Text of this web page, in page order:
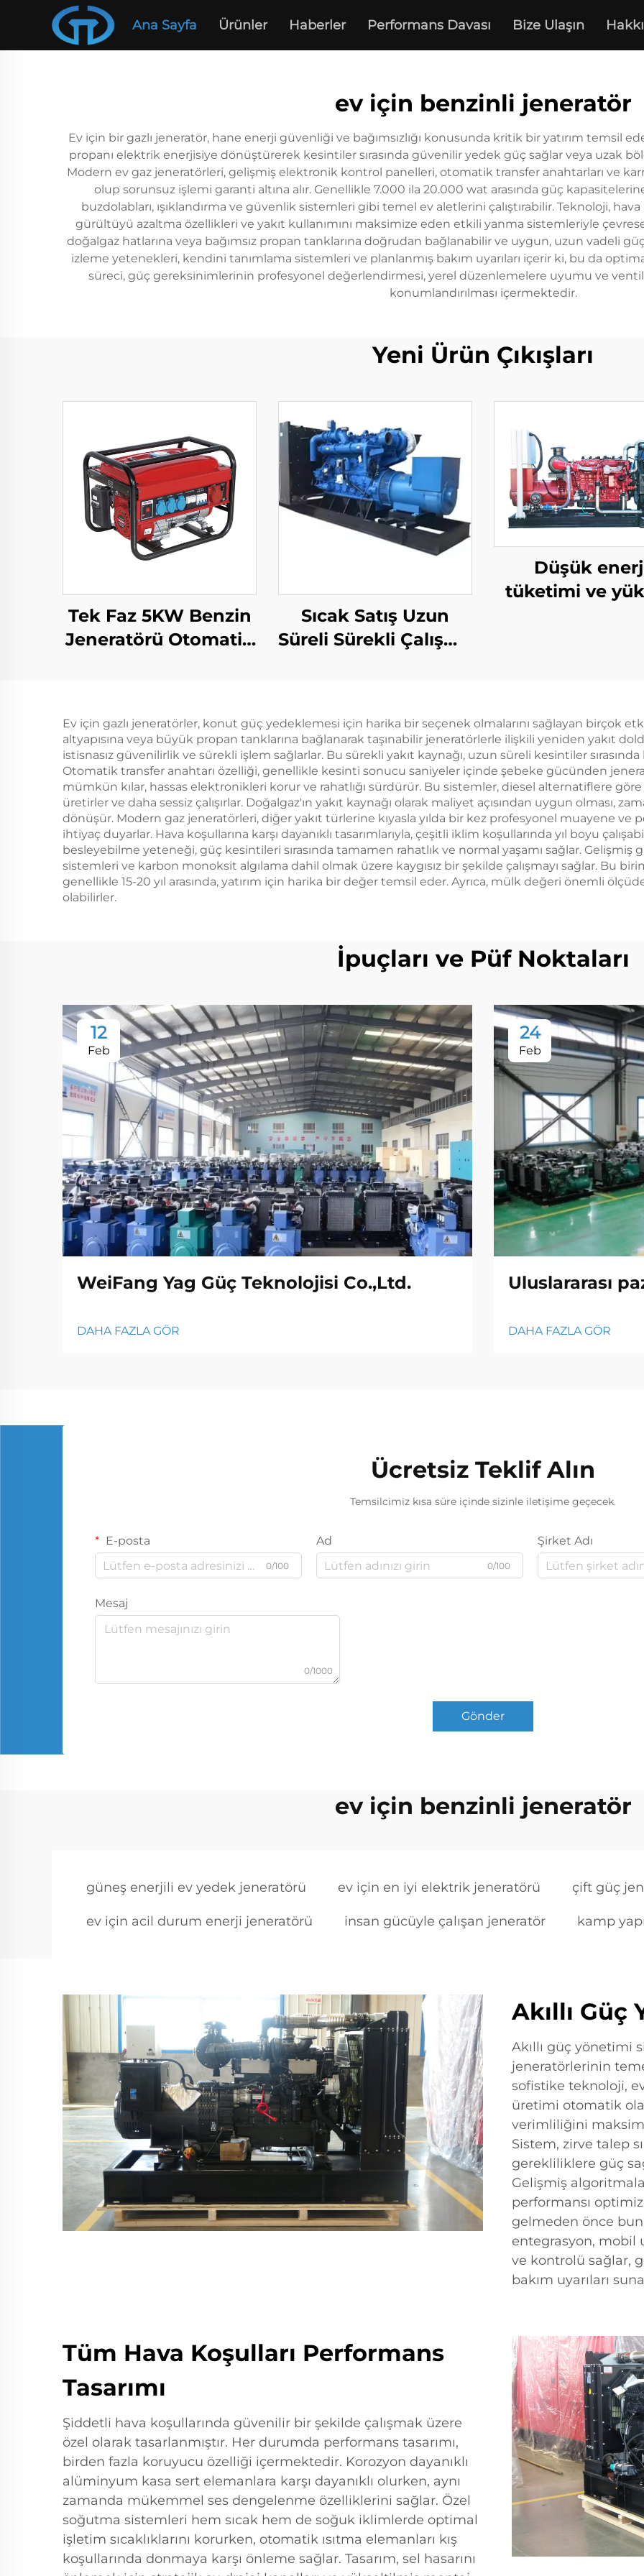
Ana Sayfa Ürünler Haberler Performans Davası Bize Ulaşın
ev için benzinli jeneratör
Ev için bir gazlı jeneratör, hane enerji güvenliği ve bağımsızlığı konusunda kritik bir yatırım temsil
propanı elektrik enerjisiye dönüştürerek kesintiler sırasında güvenilir yedek güç sağlar veya uzak
Modern ev gaz jeneratörleri, gelişmiş elektronik kontrol panelleri, otomatik transfer anahtarları ve
olup sorunsuz işlemi garanti altına alır. Genellikle 7.000 ila 20.000 wat arasında güç
buzdolabları, ışıklandırma ve güvenlik sistemleri gibi temel ev aletlerini çalıştırabilir. Teknoloji,
gürültüyü azaltma özellikleri ve yakıt kullanımını maksimize eden etkili yanma sistemleriyle
doğalgaz hatlarına veya bağımsız propan tanklarına doğrudan bağlanabilir ve uygun, uzun vadeli
izleme yetenekleri, kendini tanımlama sistemleri ve planlanmış bakım uyarıları içerir ki, bu da
süreci, güç gereksinimlerinin profesyonel değerlendirmesi, yerel düzenlemelere uyumu ve
konumlandırılması içermektedir.
Yeni Ürün Çıkışları
Tek Faz 5KW Benzin
Jeneratörü Otomatik
Ev ve Dış Kullanım
Otomatik Frekans
50HZ/60HZ
Sıcak Satış Uzun
Süreli Sürekli Çalışma
Seti
Düşük
tüketimi ve
Ev için gazlı jeneratörler, konut güç yedeklemesi için harika bir seçenek olmalarını sağlayan birçok
altyapısına veya büyük propan tanklarına bağlanarak taşınabilir jeneratörlerle ilişkili yeniden yakıt
istisnasız güvenilirlik ve sürekli işlem sağlarlar. Bu sürekli yakıt kaynağı, uzun süreli kesintiler
Otomatik transfer anahtarı özelliği, genellikle kesinti sonucu saniyeler içinde şebeke gücünden
mümkün kılar, hassas elektronikleri korur ve rahatlığı sürdürür. Bu sistemler, diesel alternatiflere
üretirler ve daha sessiz çalışırlar. Doğalgaz'ın yakıt kaynağı olarak maliyet açısından uygun olması,
dönüşür. Modern gaz jeneratörleri, diğer yakıt türlerine kıyasla yılda bir kez profesyonel muayene
ihtiyaç duyarlar. Hava koşullarına karşı dayanıklı tasarımlarıyla, çeşitli iklim koşullarında yıl boyu
besleyebilme yeteneği, güç kesintileri sırasında tamamen rahatlık ve normal yaşamı sağlar.
sistemleri ve karbon monoksit algılama dahil olmak üzere kaygısız bir şekilde çalışmayı sağlar. Bu
genellikle 15-20 yıl arasında, yatırım için harika bir değer temsil eder. Ayrıca, mülk değeri önemli
olabilirler.
İpuçları ve Püf Noktaları
12
Feb
WeiFang Yag Güç Teknolojisi Co.,Ltd.
DAHA FAZLA GÖR
24
Feb
Uluslararası
DAHA FAZLA GÖR
Ücretsiz Teklif Alın
Temsilcimiz kısa süre içinde sizinle iletişime geçecek.
E-posta
0/100
Ad
0/100
Şirket Adı
Mesaj
0/1000
Gönder
ev için benzinli jeneratör
güneş enerjili ev yedek jeneratörü ev için en iyi elektrik jeneratörü çift güç
ev için acil durum enerji jeneratörü insan gücüyle çalışan jeneratör kamp
Akıllı
Akıllı güç yönetimi
jeneratörlerinin
sofistike teknoloji,
üretimi otomatik
verimliliğini
Sistem, zirve talep
gerekliliklere güç
Gelişmiş
performansı
gelmeden önce
entegrasyon, mobil
ve kontrolü sağlar,
bakım uyarıları
Tüm Hava Koşulları Performans
Tasarımı
Şiddetli hava koşullarında güvenilir bir şekilde çalışmak üzere
özel olarak tasarlanmıştır. Her durumda performans tasarımı,
birden fazla koruyucu özelliği içermektedir. Korozyon dayanıklı
alüminyum kasa sert elemanlara karşı dayanıklı olurken, aynı
zamanda mükemmel ses dengelenme özelliklerini sağlar. Özel
soğutma sistemleri hem sıcak hem de soğuk iklimlerde optimal
işletim sıcaklıklarını korurken, otomatik ısıtma elemanları kış
koşullarında donmaya karşı önleme sağlar. Tasarım, sel hasarını